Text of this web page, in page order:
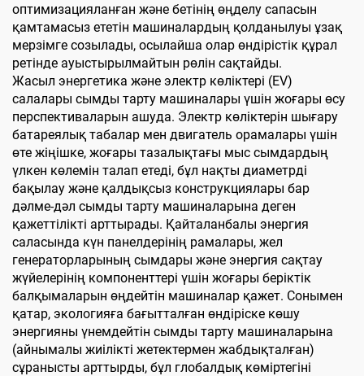
оптимизацияланған және бетінің өңделу сапасын
қамтамасыз ететін машиналардың қолданылуы ұзақ
мерзімге созылады, осылайша олар өндірістік құрал
ретінде ауыстырылмайтын рөлін сақтайды.
Жасыл энергетика және электр көліктері (EV)
салалары сымды тарту машиналары үшін жоғары өсу
перспективаларын ашуда. Электр көліктерін шығару
батареялық табалар мен двигатель орамалары үшін
өте жіңішке, жоғары тазалықтағы мыс сымдардың
үлкен көлемін талап етеді, бұл нақты диаметрді
бақылау және қалдықсыз конструкциялары бар
дәлме-дәл сымды тарту машиналарына деген
қажеттілікті арттырады. Қайталанбалы энергия
саласында күн панелдерінің рамалары, жел
генераторларының сымдары және энергия сақтау
жүйелерінің компоненттері үшін жоғары беріктік
балқымаларын өңдейтін машиналар қажет. Сонымен
қатар, экологияға бағытталған өндіріске көшу
энергияны үнемдейтін сымды тарту машиналарына
(айнымалы жиілікті жетектермен жабдықталған)
сұранысты арттырды, бұл глобалдық көміртегіні